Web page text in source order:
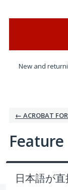
New and
← ACROBAT
日本語が